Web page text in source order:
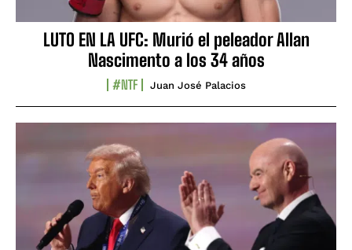
LUTO EN LA UFC: Murió el peleador Allan
Nascimento a los 34 años
#NTF Juan José Palacios